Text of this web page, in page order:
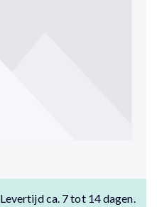
Levertijd ca. 7 tot 14 dagen.